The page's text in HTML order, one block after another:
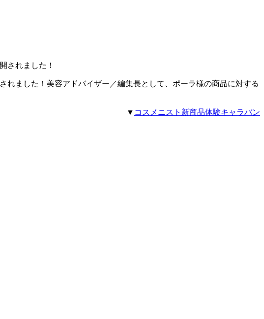
れました！美容アドバイザー／編集長として、ポーラ様の商品に対する
▼ コスメニスト新商品体験キャラバン